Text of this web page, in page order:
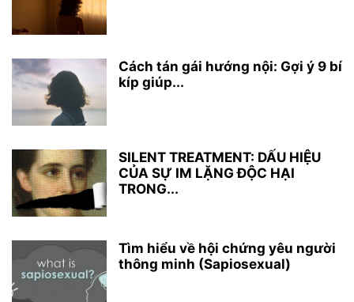
Cách tán gái hướng nội: Gợi ý 9 bí
kíp giúp...
SILENT TREATMENT: DẤU HIỆU
CỦA SỰ IM LẶNG ĐỘC HẠI
TRONG...
Tìm hiểu về hội chứng yêu người
thông minh (Sapiosexual)